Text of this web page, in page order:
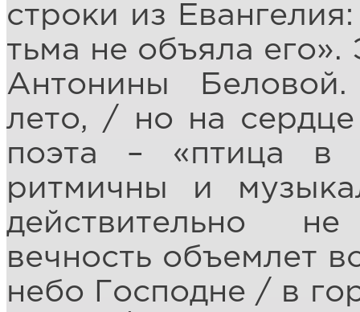
строки из
тьма не объяла его».
Антонины
лето, / но на
поэта – «птица в
ритмичны и
действительно
вечность объемлет
небо Господне / в